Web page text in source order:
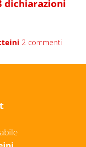
dichiarazioni
2 commenti